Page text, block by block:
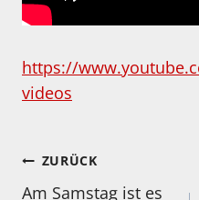
https://
videos
ZURÜCK
Am Samstag ist es